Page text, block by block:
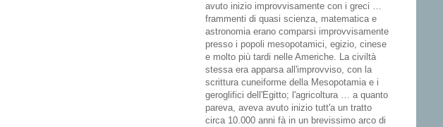
avuto inizio improvvisamente con i greci …
frammenti di quasi scienza, matematica e
astronomia erano comparsi improvvisamente
presso i popoli mesopotamici, egizio, cinese
e molto più tardi nelle Americhe. La civiltà
stessa era apparsa all'improvviso, con la
scrittura cuneiforme della Mesopotamia e i
geroglifici dell'Egitto; l'agricoltura … a quanto
pareva, aveva avuto inizio tutt'a un tratto
circa 10.000 anni fà in un brevissimo arco di